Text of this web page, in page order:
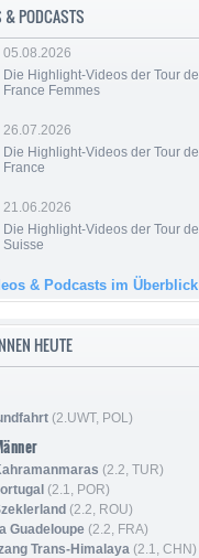
& PODCASTS
05.08.2026
Die Highlight-Videos der Tour de
France Femmes
26.07.2026
Die Highlight-Videos der Tour de
France
21.06.2026
Die Highlight-Videos der Tour de
Suisse
& Podcasts im Überblick
HEUTE
(2.UWT, POL)
(2.2, TUR)
(2.1, POR)
(2.2, ROU)
Guadeloupe (2.2, FRA)
Trans-Himalaya (2.1, CHN)